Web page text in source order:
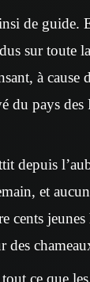
de guide.
sur toute
à cause
du pays
depuis
et
cents
des
ce que